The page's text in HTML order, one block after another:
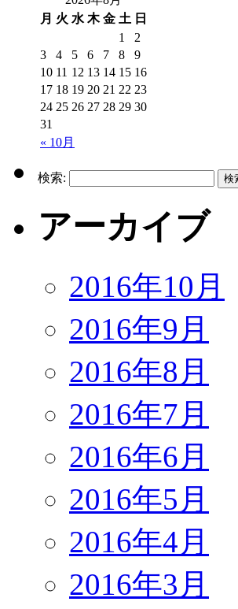
月 火 水 木 金 土 日
« 10月
1
2
3
4 5 6 7 8
9
10 11 12 13 14 15 16
17 18 19 20 21 22 23
24 25 26 27 28 29 30
31
検索:
アーカイブ
2016年10月
2016年9月
2016年8月
2016年7月
2016年6月
2016年5月
2016年4月
2016年3月